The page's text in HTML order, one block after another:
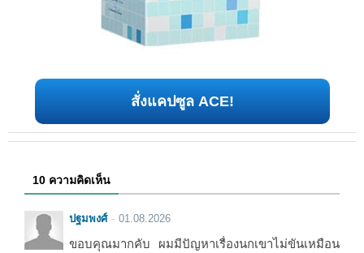
สั่งแคปซูล ACE!
10 ความคิดเห็น
ปฐมพงศ์ 01.08.2026
ขอบคุณมากคับ ผมมีปัญหาเรื่องนกเขาไม่ขันเหมือน